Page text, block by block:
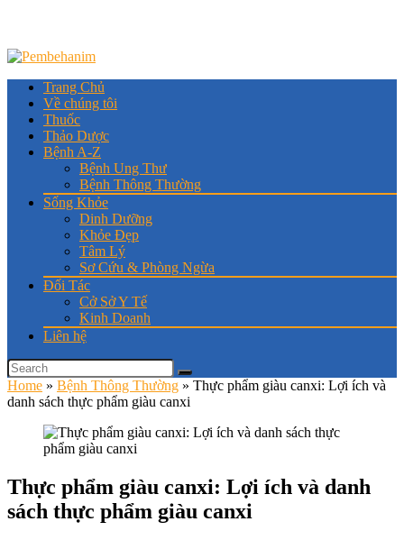
Trang Chủ
Về chúng tôi
Thuốc
Thảo Dược
Bệnh A-Z
Bệnh Ung Thư
Bệnh Thông Thường
Sống Khỏe
Dinh Dưỡng
Khỏe Đẹp
Tâm Lý
Sơ Cứu & Phòng Ngừa
Đối Tác
Cở Sở Y Tế
Kinh Doanh
Liên hệ
Home » Bệnh Thông Thường » Thực phẩm giàu canxi: Lợi ích và
danh sách thực phẩm giàu canxi
Thực phẩm giàu canxi: Lợi ích và danh
sách thực phẩm giàu canxi